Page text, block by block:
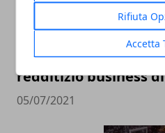
Rifiuta
Accetta
I paperoni della
redditizio business di
05/07/2021